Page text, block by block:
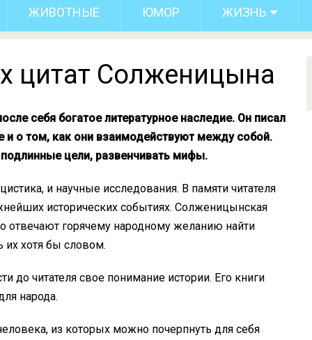
ЖИВОТНЫЕ ЮМОР ЖИЗНЬ
цитат Солженицына
себя богатое литературное наследие. Он писал
и о том, как они взаимодействуют между собой.
цели, развенчивать мифы.
и научные исследования. В памяти читателя
исторических событиях. Солженицынская
отвечают горячему народному желанию найти
их хотя бы словом.
читателя свое понимание истории. Его книги
народа.
из которых можно почерпнуть для себя